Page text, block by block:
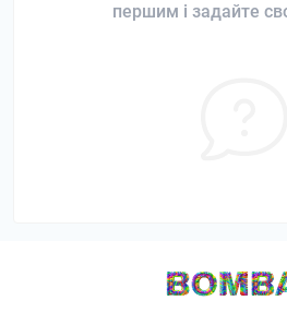
першим і задайте